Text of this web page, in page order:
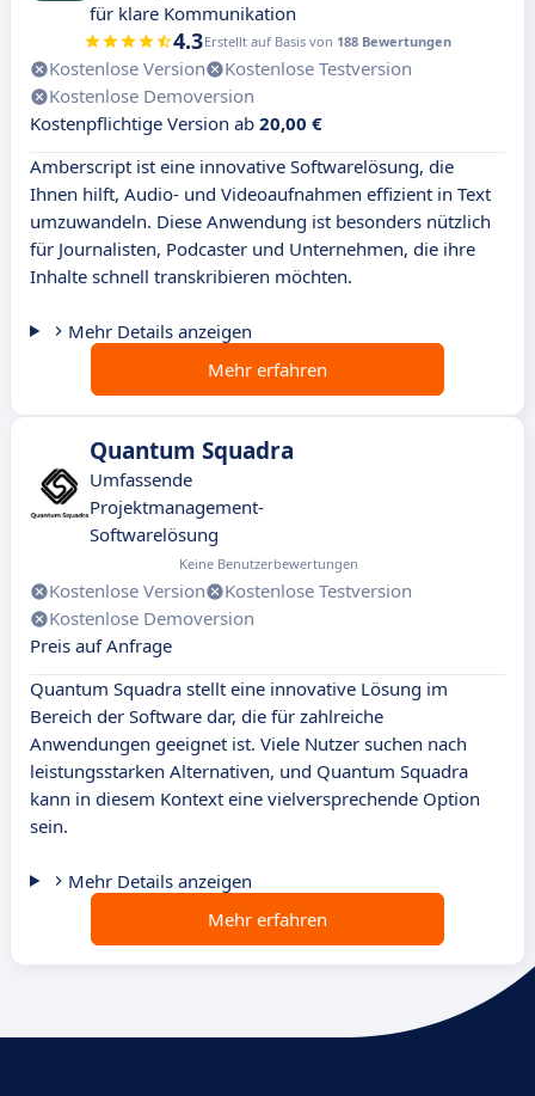
für klare Kommunikation
4.3Erstellt auf Basis von 188 Bewertungen
Kostenlose Version
Kostenlose Testversion
Kostenlose Demoversion
Kostenpflichtige Version ab 20,00 €
Amberscript ist eine innovative Softwarelösung, die
Ihnen hilft, Audio- und Videoaufnahmen effizient in Text
umzuwandeln. Diese Anwendung ist besonders nützlich
für Journalisten, Podcaster und Unternehmen, die ihre
Inhalte schnell transkribieren möchten.
Mehr Details anzeigen
Mehr erfahren
Quantum Squadra
Umfassende
Projektmanagement-
Softwarelösung
Keine Benutzerbewertungen
Kostenlose Version
Kostenlose Testversion
Kostenlose Demoversion
Preis auf Anfrage
Quantum Squadra stellt eine innovative Lösung im
Bereich der Software dar, die für zahlreiche
Anwendungen geeignet ist. Viele Nutzer suchen nach
leistungsstarken Alternativen, und Quantum Squadra
kann in diesem Kontext eine vielversprechende Option
sein.
Mehr Details anzeigen
Mehr erfahren